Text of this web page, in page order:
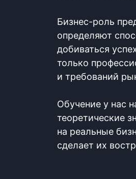
Бизнес-роль
определяют
добиваться
только
и требований
Обучение у нас
теоретические
на реальные
сделает их